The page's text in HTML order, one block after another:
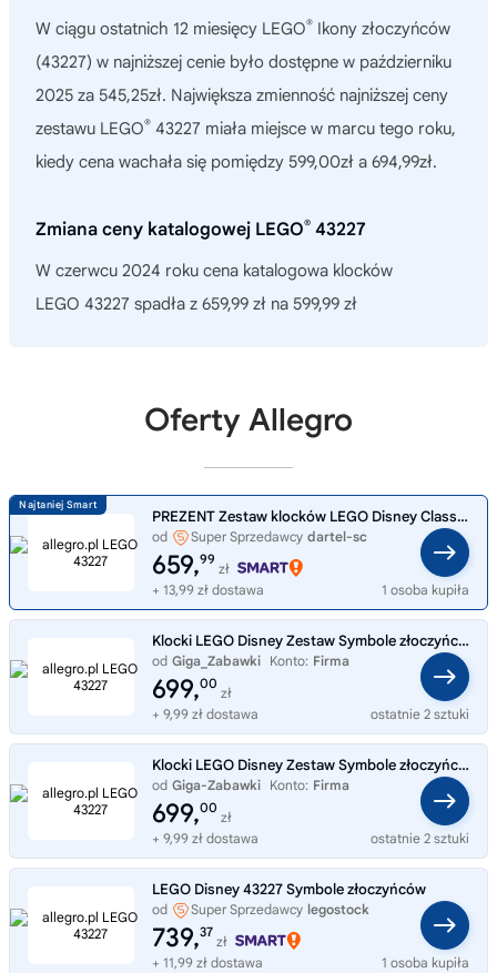
W ciągu ostatnich 12 miesięcy LEGO® Ikony złoczyńców
(43227) w najniższej cenie było dostępne w październiku
2025 za 545,25zł. Największa zmienność najniższej ceny
zestawu LEGO® 43227 miała miejsce w marcu tego roku,
kiedy cena wachała się pomiędzy 599,00zł a 694,99zł.
Zmiana ceny katalogowej LEGO® 43227
W czerwcu 2024 roku cena katalogowa klocków
LEGO 43227 spadła z 659,99 zł na 599,99 zł
Oferty Allegro
PREZENT Zestaw klocków LEGO Disney Classic Ikony złoczyńców 43227
od Super Sprzedawcy dartel-sc
659,99
zł
+ 13,99 zł dostawa
1 osoba kupiła
Klocki LEGO Disney Zestaw Symbole złoczyńców 43227
od Giga_Zabawki Konto: Firma
699,00
zł
+ 9,99 zł dostawa
ostatnie 2 sztuki
Klocki LEGO Disney Zestaw Symbole złoczyńców 43227
od Giga-Zabawki Konto: Firma
699,00
zł
+ 9,99 zł dostawa
ostatnie 2 sztuki
LEGO Disney 43227 Symbole złoczyńców
od Super Sprzedawcy legostock
739,37
zł
+ 11,99 zł dostawa
1 osoba kupiła